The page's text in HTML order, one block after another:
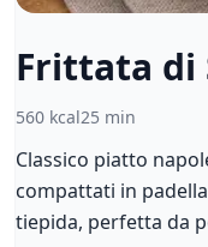
Frittata di
560 kcal25 min
Classico piatto
compattati in
tiepida, perfetta da